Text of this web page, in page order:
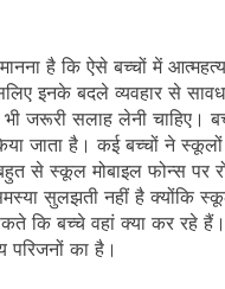
है कि ऐसे बच्चों में
इनके बदले व्यवहार से
जरूरी सलाह लेनी चाहिए।
जाता है। कई बच्चों ने
से स्कूल मोबाइल फोन्स पर
सुलझती नहीं है क्योंकि
कि बच्चे वहां क्या कर रहे
परिजनों का है।